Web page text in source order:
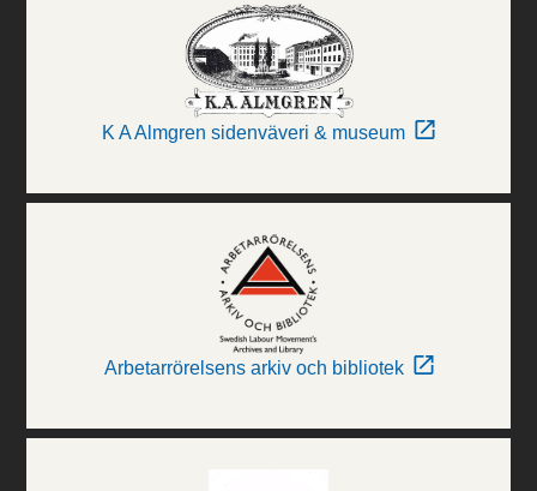
K A Almgren sidenväveri & museum
Arbetarrörelsens arkiv och bibliotek